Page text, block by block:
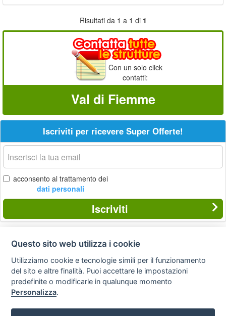
Risultati da 1 a 1 di 1
Con un solo click
contatti:
Val di Fiemme
Iscriviti per ricevere Super Offerte!
La
tua
email
acconsento al trattamento dei
dati personali
Iscriviti
policy
legale
Preferenze cookie
Copyright © 2008
Questo sito web utilizza i cookie
Utilizziamo cookie e tecnologie simili per il funzionamento
del sito e altre finalità. Puoi accettare le impostazioni
predefinite o modificarle in qualunque momento
Personalizza.